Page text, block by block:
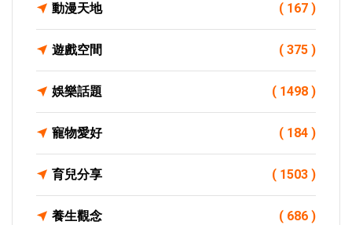
動漫天地 ( 167 )
遊戲空間 ( 375 )
娛樂話題 ( 1498 )
寵物愛好 ( 184 )
育兒分享 ( 1503 )
養生觀念 ( 686 )